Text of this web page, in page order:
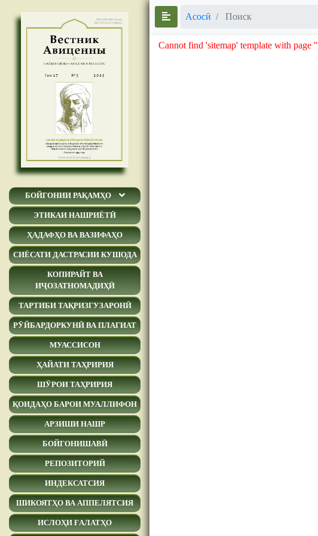
БОЙГОНИИ РАҚАМҲО
ЭТИКАИ НАШРИЁТӢ
ҲАДАФҲО ВА ВАЗИФАҲО
СИЁСАТИ ДАСТРАСИИ КУШОДА
КОПИРАЙТ ВА
ИҶОЗАТНОМАДИҲӢ
ТАРТИБИ ТАҚРИЗГУЗАРОНӢ
РӮЙБАРДОРКУНӢ ВА ПЛАГИАТ
МУАССИСОН
ҲАЙАТИ ТАҲРИРИЯ
ШӮРОИ ТАҲРИРИЯ
ҚОИДАҲО БАРОИ МУАЛЛИФОН
АРЗИШИ НАШР
БОЙГОНИШАВӢ
РЕПОЗИТОРИЙ
ИНДЕКСАТСИЯ
ШИКОЯТҲО ВА АППЕЛЯТСИЯ
ИСЛОҲИ ҒАЛАТҲО
Асосӣ Поиск
Cannot find 'sitemap' template with page ''